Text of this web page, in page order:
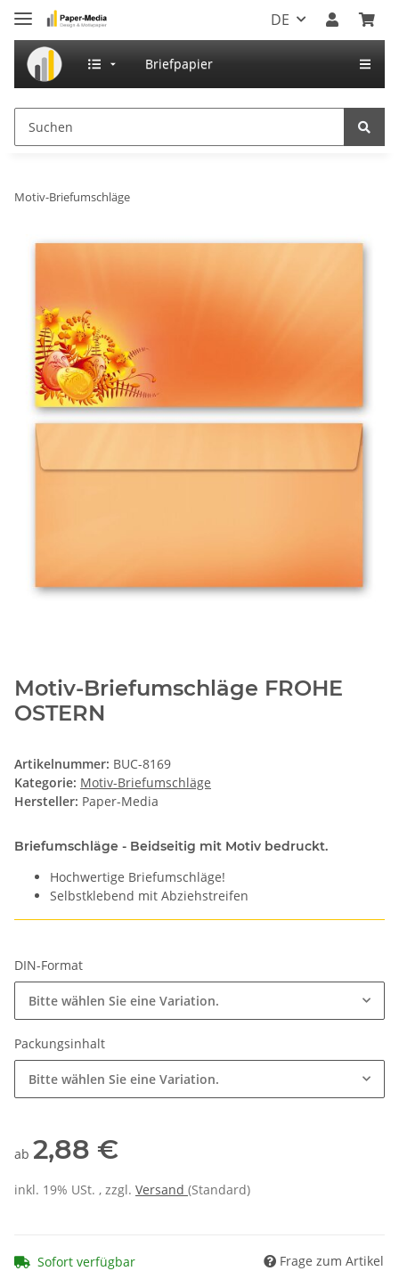
DE
Briefpapier
Motiv-Briefumschläge
Motiv-Briefumschläge FROHE
OSTERN
Artikelnummer: BUC-8169
Kategorie: Motiv-Briefumschläge
Hersteller: Paper-Media
Briefumschläge - Beidseitig mit Motiv bedruckt.
Hochwertige Briefumschläge!
Selbstklebend mit Abziehstreifen
DIN-Format
Bitte wählen Sie eine Variation.
Packungsinhalt
Bitte wählen Sie eine Variation.
ab 2,88 €
inkl. 19% USt. , zzgl. Versand (Standard)
Sofort verfügbar Frage zum Artikel